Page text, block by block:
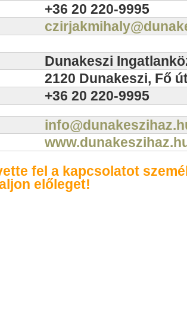
+36 20 220-9995
Dunakeszi
2120 Dunakeszi, Fő
+36 20 220-9995
fel a kapcsolatot
előleget!